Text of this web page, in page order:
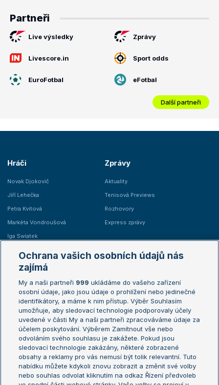
Partneři
Live výsledky Zprávy
Livescore.in Sport odds
EuroFotbal eFotbal
Další partneři
Hráči
Novak Djokovič
Jiří Lehečka
Petra Kvitová
Markéta Vondroušová
Iga Swiatek
Zprávy
Aktuality
Tenisová Previews
Rozhovory
Express zprávy
Žebříčky
Žebříček ATP (muži)
Žebříček WTA (ženy)
Sázkařský žebříček
Australian Open
French Open
Wimbledon
US Open
Turnaj mistrů
Turnaj mistryň
Aktualní trendy
Ochrana vašich osobních údajů nás
zajímá
My a naši partneři 999 ukládáme do vašeho zařízení
osobní údaje, jako jsou údaje o prohlížení nebo jedinečné
identifikátory, a máme k nim přístup. Výběr Souhlasím
umožňuje, aby sledovací technologie podporovaly účely
uvedené v části My a naši partneři zpracováváme údaje za
účelem poskytování. Výběrem Zamítnout vše nebo
odvoláním svého souhlasu je zakážete. Pokud jsou
sledovací technologie zakázány, některé zobrazené
obsahy a reklamy pro vás nemusí být tolik relevantní. Tuto
nabídku můžete kdykoli znovu zobrazit a změnit své volby
nebo souhlas odvolat kliknutím na odkaz Řízení předvoleb